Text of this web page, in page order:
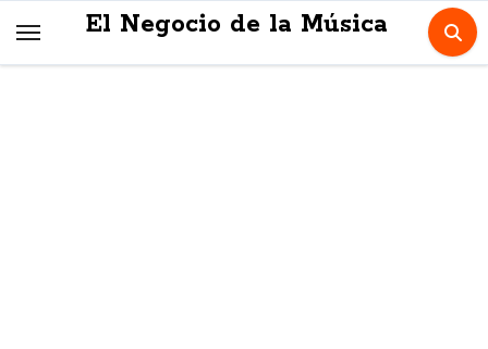
El Negocio de la Música